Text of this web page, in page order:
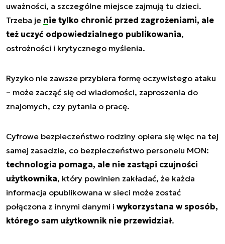
uważności, a szczególne miejsce zajmują tu dzieci.
Trzeba je nie tylko chronić przed zagrożeniami, ale
też uczyć odpowiedzialnego publikowania,
ostrożności i krytycznego myślenia.
Ryzyko nie zawsze przybiera formę oczywistego ataku
– może zacząć się od wiadomości, zaproszenia do
znajomych, czy pytania o pracę.
Cyfrowe bezpieczeństwo rodziny opiera się więc na tej
samej zasadzie, co bezpieczeństwo personelu MON:
technologia pomaga, ale nie zastąpi czujności
użytkownika, który powinien zakładać, że każda
informacja opublikowana w sieci może zostać
połączona z innymi danymi i wykorzystana w sposób,
którego sam użytkownik nie przewidział.